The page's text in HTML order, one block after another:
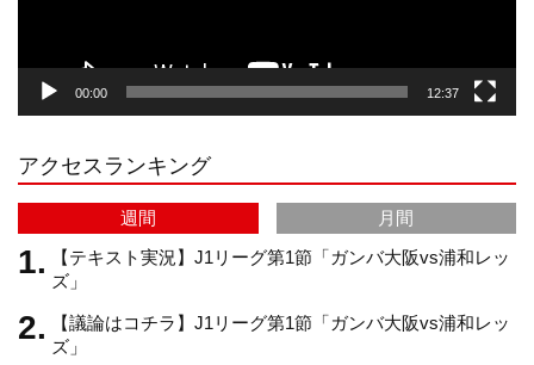
r
a
m
e
C
h
a
00:00 12:37
アクセスランキング
週間
月間
【テキスト実況】J1リーグ第1節「ガンバ大阪vs浦和レッ
ズ」
【議論はコチラ】J1リーグ第1節「ガンバ大阪vs浦和レッ
ズ」